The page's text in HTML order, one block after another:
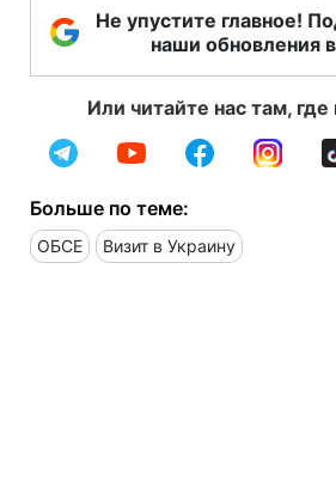
Не упустите главное!
наши обновления
Или читайте нас там,
Больше по теме:
ОБСЕ Визит в Украину